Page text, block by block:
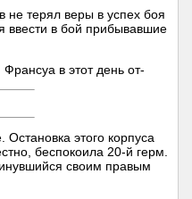
не терял веры в успех боя
ввести в бой прибывавшие
в этот день от-
Остановка этого корпуса
беспокоила 20-й герм.
своим правым